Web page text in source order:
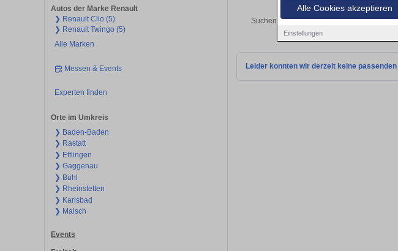
Alle Cookies akzeptieren
Einstellungen
Autos der Marke Renault
❯ Renault Clio (5)
❯ Renault Twingo (5)
Alle Marken
Messen & Events
Experten finden
Orte im Umkreis
❯ Baden-Baden
❯ Rastatt
❯ Ettlingen
❯ Gaggenau
❯ Bühl
❯ Rheinstetten
❯ Karlsbad
❯ Malsch
Events
Suchen Sie in Bad Herrenalb einen
Leider konnten wir derzeit keine